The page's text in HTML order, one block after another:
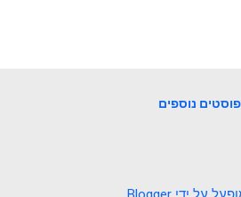
על פי הנדרש, אך ללא אותו מיקוד
פוסטים נוספים